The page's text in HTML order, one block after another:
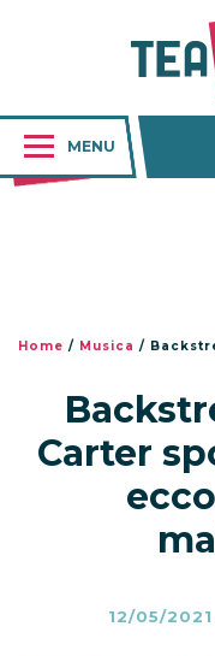
MENU
Home / Musica / Backstreet
Carter
12/05/2021